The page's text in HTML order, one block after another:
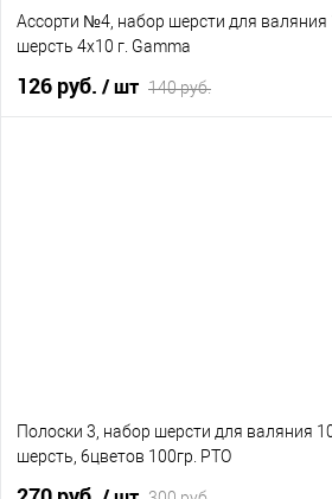
Ассорти №4, набор шерсти для валяния
шерсть 4х10 г. Gamma
126 руб. / шт 140 руб.
Полоски 3, набор шерсти для валяния
шерсть, 6цветов 100гр. РТО